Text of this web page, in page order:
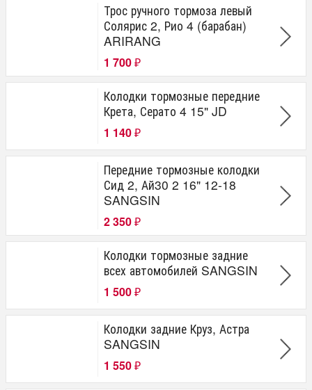
Трос ручного тормоза левый
Солярис 2, Рио 4 (барабан)
ARIRANG
1 700 ₽
Колодки тормозные передние
Крета, Серато 4 15" JD
1 140 ₽
Передние тормозные колодки
Сид 2, Ай30 2 16" 12-18
SANGSIN
2 350 ₽
Колодки тормозные задние
всех автомобилей SANGSIN
1 500 ₽
Колодки задние Круз, Астра
SANGSIN
1 550 ₽